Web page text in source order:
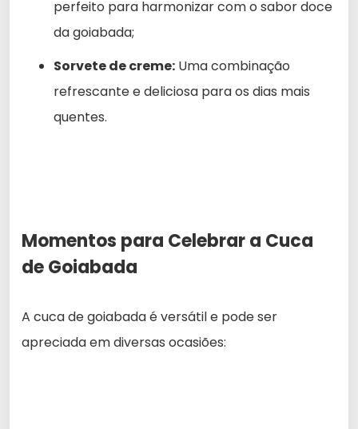
perfeito para harmonizar com o sabor doce
da goiabada;
Sorvete de creme: Uma combinação
refrescante e deliciosa para os dias mais
quentes.
Momentos para Celebrar a Cuca
de Goiabada
A cuca de goiabada é versátil e pode ser
apreciada em diversas ocasiões: